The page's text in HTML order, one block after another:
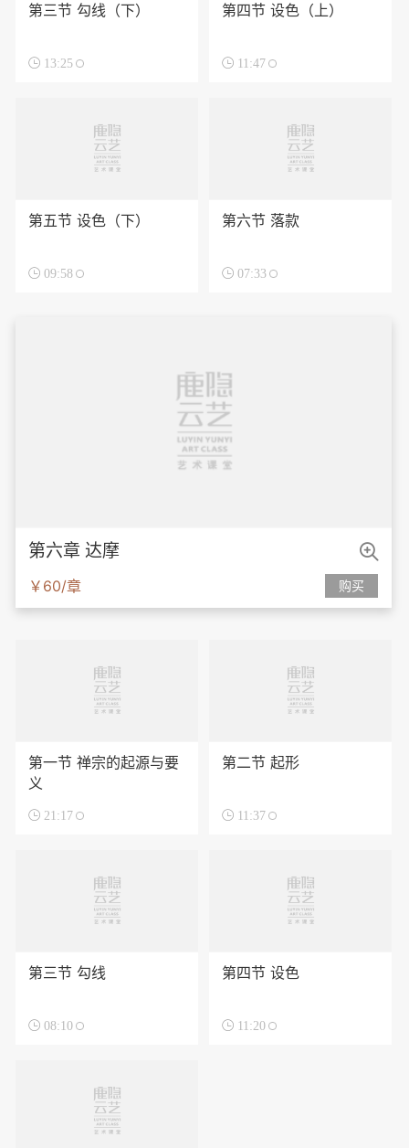
第三节 勾线（下）
 13:25
第四节 设色（上）
 11:47
第五节 设色（下）
 09:58
第六节 落款
 07:33
第六章 达摩
￥60/章 购买

第一节 禅宗的起源与要
义
 21:17
第二节 起形
 11:37
第三节 勾线
 08:10
第四节 设色
 11:20